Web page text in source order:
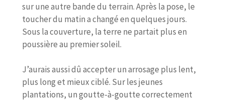
sur une autre bande du terrain. Après la pose, le
toucher du matin a changé en quelques jours.
Sous la couverture, la terre ne partait plus en
poussière au premier soleil.
J’aurais aussi dû accepter un arrosage plus lent,
plus long et mieux ciblé. Sur les jeunes
plantations, un goutte-à-goutte correctement